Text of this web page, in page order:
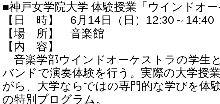
■神戸女学院大学 体験授業「ウインドオ
【日 時】 6月14日（日）12:30～14:40
【場 所】 音楽館
【内 容】
音楽学部ウインドオーケストラの学生
バンドで演奏体験を行う。実際の大学授
がら、大学ならではの専門的な学びを体
の特別プログラム。